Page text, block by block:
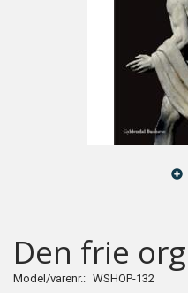
Den frie
Model/varenr.: WSHOP-132